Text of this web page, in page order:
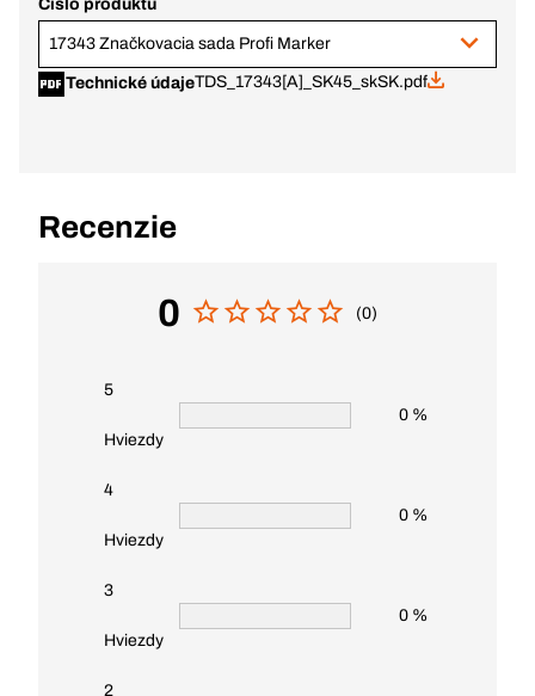
Číslo produktu
17343 Značkovacia sada Profi Marker
Technické údajeTDS_17343[A]_SK45_skSK.pdf
Recenzie
0 (0)
5
Hviezdy
0 %
4
Hviezdy
0 %
3
Hviezdy
0 %
2